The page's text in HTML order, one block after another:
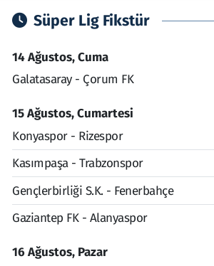
Süper Lig Fikstür
14 Ağustos, Cuma
Galatasaray - Çorum FK
15 Ağustos, Cumartesi
Konyaspor - Rizespor
Kasımpaşa - Trabzonspor
Gençlerbirliği S.K. - Fenerbahçe
Gaziantep FK - Alanyaspor
16 Ağustos, Pazar